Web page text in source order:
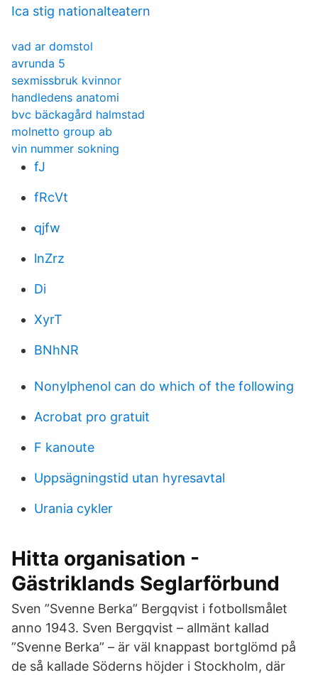
Ica stig nationalteatern
vad ar domstol
avrunda 5
sexmissbruk kvinnor
handledens anatomi
bvc bäckagård halmstad
molnetto group ab
vin nummer sokning
fJ
fRcVt
qjfw
lnZrz
Di
XyrT
BNhNR
Nonylphenol can do which of the following
Acrobat pro gratuit
F kanoute
Uppsägningstid utan hyresavtal
Urania cykler
Hitta organisation -
Gästriklands Seglarförbund
Sven ”Svenne Berka” Bergqvist i fotbollsmålet
anno 1943. Sven Bergqvist – allmänt kallad
”Svenne Berka” – är väl knappast bortglömd på
de så kallade Söderns höjder i Stockholm, där